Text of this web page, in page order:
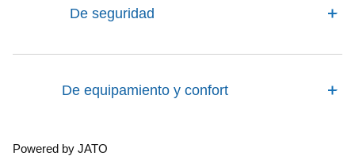
De seguridad
De equipamiento y confort
Powered by JATO